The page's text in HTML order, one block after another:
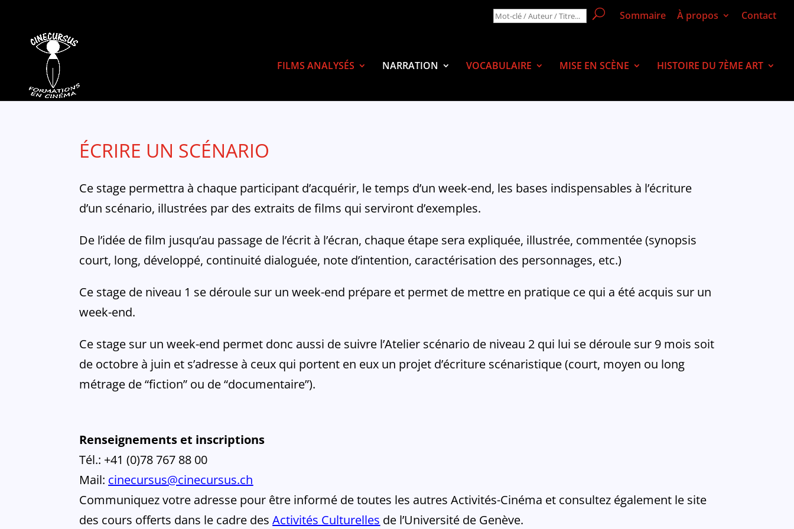
Sommaire À propos Contact
FILMS ANALYSÉS NARRATION VOCABULAIRE MISE EN SCÈNE HISTOIRE DU 7ÈME ART
ÉCRIRE UN SCÉNARIO
Ce stage permettra à chaque participant d’acquérir, le temps d’un week-end, les bases indispensables à l’écriture
d’un scénario, illustrées par des extraits de films qui serviront d’exemples.
De l’idée de film jusqu’au passage de l’écrit à l’écran, chaque étape sera expliquée, illustrée, commentée (synopsis
court, long, développé, continuité dialoguée, note d’intention, caractérisation des personnages, etc.)
Ce stage de niveau 1 se déroule sur un week-end prépare et permet de mettre en pratique ce qui a été acquis sur un
week-end.
Ce stage sur un week-end permet donc aussi de suivre l’Atelier scénario de niveau 2 qui lui se déroule sur 9 mois soit
de octobre à juin et s’adresse à ceux qui portent en eux un projet d’écriture scénaristique (court, moyen ou long
métrage de “fiction” ou de “documentaire”).
Renseignements et inscriptions
Tél.: +41 (0)78 767 88 00
Mail: cinecursus@cinecursus.ch
Communiquez votre adresse pour être informé de toutes les autres Activités-Cinéma et consultez également le site
des cours offerts dans le cadre desActivités Culturelles de l’Université de Genève.